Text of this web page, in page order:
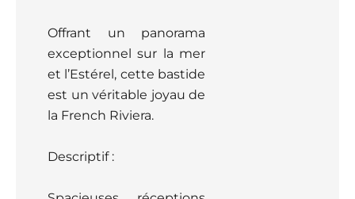
Offrant un panorama
exceptionnel sur la mer
et l’Estérel, cette bastide
est un véritable joyau de
la French Riviera.
Descriptif :